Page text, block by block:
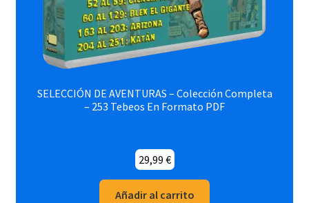
SELECCIÓN DE AVENTURAS – Colección Completa
– 253 Tebeos En Formato PDF
29,99 €
Añadir al carrito